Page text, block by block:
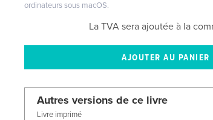
ordinateurs sous macOS.
La TVA sera ajoutée à la
Autres versions de ce livre
Livre imprimé